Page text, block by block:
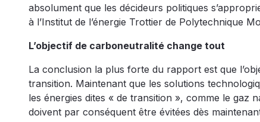
absolument que les décideurs politiques
à l’Institut de l’énergie Trottier de Polytechnique
L’objectif de carboneutralité change tout
La conclusion la plus forte du rapport est que
transition. Maintenant que les solutions
les énergies dites « de transition », comme le gaz
doivent par conséquent être évitées dès